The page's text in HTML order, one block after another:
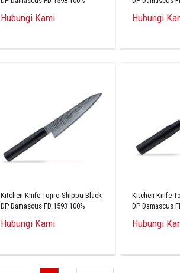
Hubungi Kami Hubungi
Kitchen Knife Tojiro Shippu Black
DP Damascus FD 1593 100%
Hubungi Kami
Kitchen Knife
DP Damascus
Hubungi